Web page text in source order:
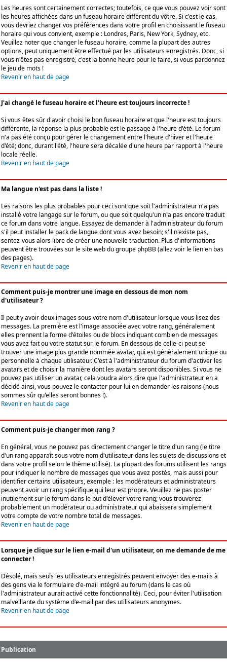
Les heures sont certainement correctes; toutefois, ce que vous pouvez voir sont
les heures affichées dans un fuseau horaire différent du vôtre. Si c'est le cas,
vous devriez changer vos préférences dans votre profil en choisissant le fuseau
horaire qui vous convient, exemple : Londres, Paris, New York, Sydney, etc.
Veuillez noter que changer le fuseau horaire, comme la plupart des autres
options, peut uniquement être effectué par les utilisateurs enregistrés. Donc, si
vous n'êtes pas enregistré, c'est la bonne heure pour le faire, si vous pardonnez
le jeu de mots !
Revenir en haut de page
J'ai changé le fuseau horaire et l'heure est toujours incorrecte !
Si vous êtes sûr d'avoir choisi le bon fuseau horaire et que l'heure est toujours
différente, la réponse la plus probable est le passage à l'heure d'été. Le forum
n'a pas été conçu pour gérer le changement entre l'heure d'hiver et l'heure
d'été; donc, durant l'été, l'heure sera décalée d'une heure par rapport à l'heure
locale réelle.
Revenir en haut de page
Ma langue n'est pas dans la liste !
Les raisons les plus probables pour ceci sont que soit l'administrateur n'a pas
installé votre langage sur le forum, ou que soit quelqu'un n'a pas encore traduit
ce forum dans votre langue. Essayez de demander à l'administrateur du forum
s'il peut installer le pack de langue dont vous avez besoin; s'il n'existe pas,
sentez-vous alors libre de créer une nouvelle traduction. Plus d'informations
peuvent être trouvées sur le site web du groupe phpBB (allez voir le lien en bas
des pages).
Revenir en haut de page
Comment puis-je montrer une image en dessous de mon nom
d'utilisateur ?
Il peut y avoir deux images sous votre nom d'utilisateur lorsque vous lisez des
messages. La première est l'image associée avec votre rang, généralement
elles prennent la forme d'étoiles ou de blocs indiquant combien de messages
vous avez fait ou votre statut sur le forum. En dessous de celle-ci peut se
trouver une image plus grande nommée avatar, qui est généralement unique ou
personnelle à chaque utilisateur. C'est à l'administrateur du forum d'activer les
avatars et de choisir la manière dont les avatars seront disponibles. Si vous ne
pouvez pas utiliser un avatar, cela voudra alors dire que l'administrateur en a
décidé ainsi, vous pouvez le contacter pour lui en demander les raisons (nous
sommes sûr qu'elles seront bonnes !).
Revenir en haut de page
Comment puis-je changer mon rang ?
En général, vous ne pouvez pas directement changer le titre d'un rang (le titre
d'un rang apparaît sous votre nom d'utilisateur dans les sujets de discussions et
dans votre profil selon le thème utilisé). La plupart des forums utilisent les rangs
pour indiquer le nombre de messages que vous avez postés, mais aussi pour
identifier certains utilisateurs, exemple : les modérateurs et administrateurs
peuvent avoir un rang spécifique qui leur est propre. Veuillez ne pas poster
inutilement sur le forum dans le but d'élever votre rang; vous trouverez
probablement un modérateur ou administrateur qui abaissera simplement
votre compte de votre nombre total de messages.
Revenir en haut de page
Lorsque je clique sur le lien e-mail d'un utilisateur, on me demande de me
connecter !
Désolé, mais seuls les utilisateurs enregistrés peuvent envoyer des e-mails à
des gens via le formulaire d'e-mail intégré au forum (dans le cas où
l'administrateur aurait activé cette fonctionnalité). Ceci, pour éviter l'utilisation
malveillante du système d'e-mail par des utilisateurs anonymes.
Revenir en haut de page
Publication